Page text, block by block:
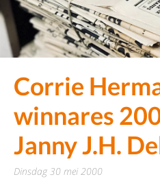
Corrie
winnares
Janny J.H.
dinsdag 30 mei 2000